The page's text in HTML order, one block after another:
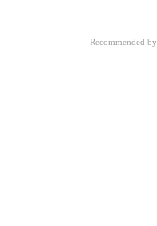
Recommended by